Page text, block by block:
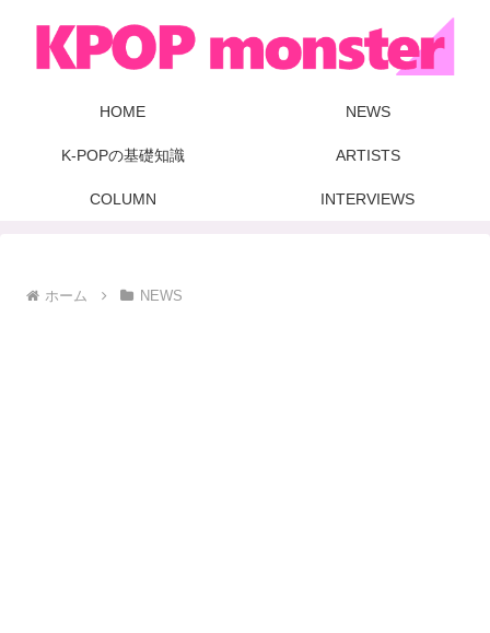
HOME NEWS
K-POPの基礎知識 ARTISTS
COLUMN INTERVIEWS
ホーム NEWS